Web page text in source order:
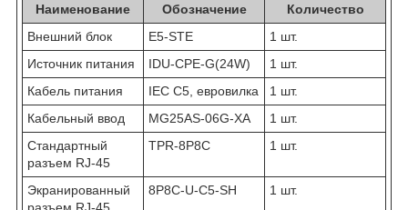
Наименование Обозначение
Количество
Внешний блок
E5-STE
1 шт.
Источник питания
IDU-CPE-G(24W)
1 шт.
Кабель питания
IEC C5, евровилка
1 шт.
Кабельный ввод
MG25AS-06G-XA
1 шт.
Стандартный
разъем RJ-45
TPR-8P8C 1 шт.
Экранированный
разъем RJ-45
8P8C-U-C5-SH 1 шт.